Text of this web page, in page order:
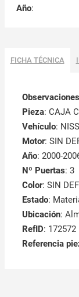
Año:
FICHA TÉCNICA
Observaciones
Pieza: CAJA
Vehículo:
Motor: SIN
Año: 2000-
Nº Puertas: 3
Color: SIN
Estado:
Ubicación:
RefID: 172572
Referencia